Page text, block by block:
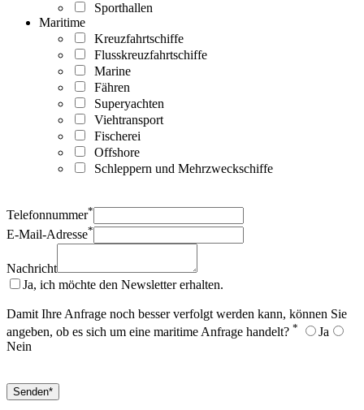
Sporthallen
Maritime
Kreuzfahrtschiffe
Flusskreuzfahrtschiffe
Marine
Fähren
Superyachten
Viehtransport
Fischerei
Offshore
Schleppern und Mehrzweckschiffe
Telefonnummer*
E-Mail-Adresse*
Nachricht
Ja, ich möchte den Newsletter erhalten.
Damit Ihre Anfrage noch besser verfolgt werden kann, können Sie
angeben, ob es sich um eine maritime Anfrage handelt? *
Ja
Nein